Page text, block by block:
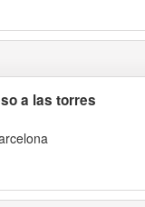
a las torres